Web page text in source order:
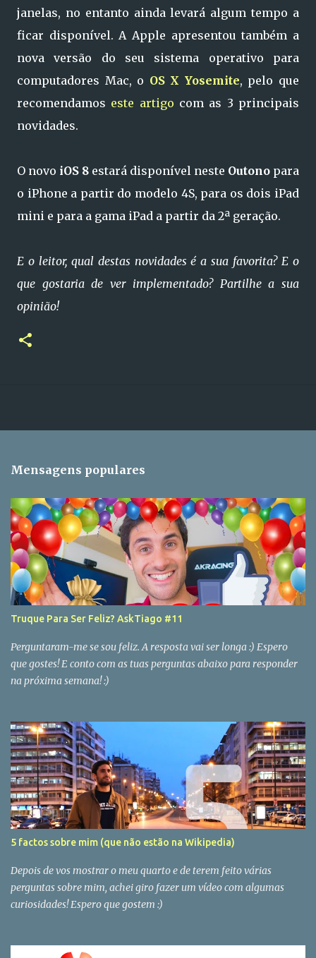
janelas, no entanto ainda levará algum tempo a
ficar disponível. A Apple apresentou também a
nova versão do seu sistema operativo para
computadores Mac, o OS X Yosemite, pelo que
recomendamos este artigo com as 3 principais
novidades.
O novo iOS 8 estará disponível neste Outono para
o iPhone a partir do modelo 4S, para os dois iPad
mini e para a gama iPad a partir da 2ª geração.
E o leitor, qual destas novidades é a sua favorita? E o
que gostaria de ver implementado? Partilhe a sua
opinião!
Mensagens populares
Truque Para Ser Feliz? AskTiago #11
Perguntaram-me se sou feliz. A resposta vai ser longa :) Espero
que gostes! E conto com as tuas perguntas abaixo para responder
na próxima semana! :)
5 factos sobre mim (que não estão na Wikipedia)
Depois de vos mostrar o meu quarto e de terem feito várias
perguntas sobre mim, achei giro fazer um vídeo com algumas
curiosidades! Espero que gostem :)